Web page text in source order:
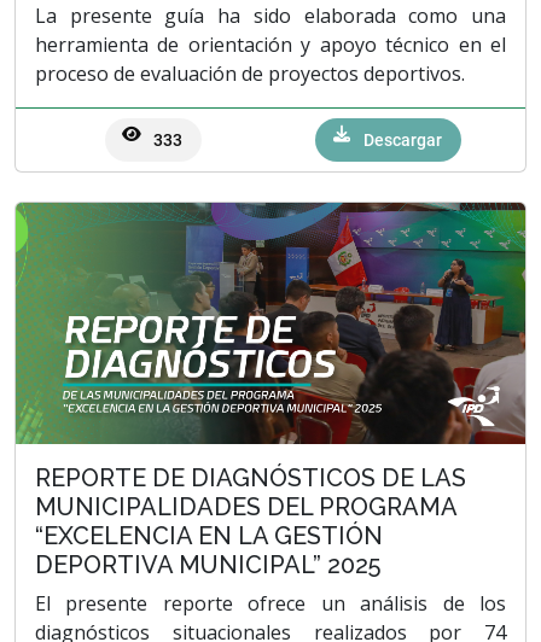
La presente guía ha sido elaborada como una
herramienta de orientación y apoyo técnico en el
proceso de evaluación de proyectos deportivos.
333 Descargar
REPORTE DE DIAGNÓSTICOS DE LAS
MUNICIPALIDADES DEL PROGRAMA
“EXCELENCIA EN LA GESTIÓN
DEPORTIVA MUNICIPAL” 2025
El presente reporte ofrece un análisis de los
diagnósticos situacionales realizados por 74